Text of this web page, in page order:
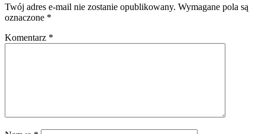
Twój adres e-mail nie zostanie opublikowany. Wymagane pola są
oznaczone *
Komentarz *